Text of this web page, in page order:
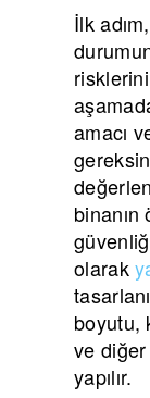
İlk
amacı
binanın
olarak
boyutu,
ve
yapılır.